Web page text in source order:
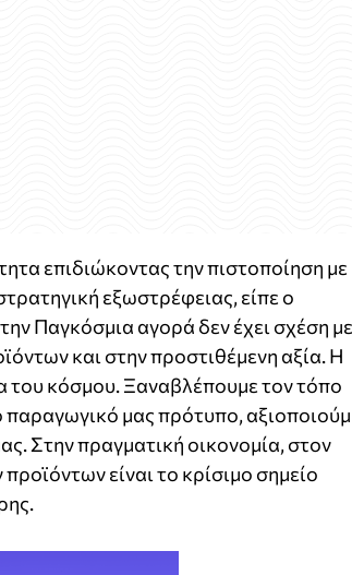
επιδιώκοντας την πιστοποίηση με
εξωστρέφειας, είπε ο
Παγκόσμια αγορά δεν έχει σχέση με
και στην προστιθέμενη αξία. Η
του κόσμου. Ξαναβλέπουμε τον τόπο
παραγωγικό μας πρότυπο,
Στην πραγματική οικονομία, στον
είναι το κρίσιμο σημείο